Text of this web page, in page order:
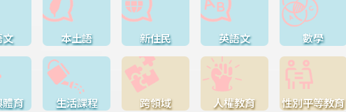
文 本土語 新住民 英語文 數學
體育 生活課程 跨領域 人權教育 性別平等教育